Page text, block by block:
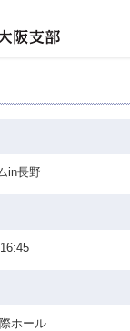
in長野
ホール